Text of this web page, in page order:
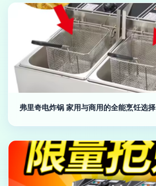
弗里奇电炸锅 家用与商用的全能烹饪选择